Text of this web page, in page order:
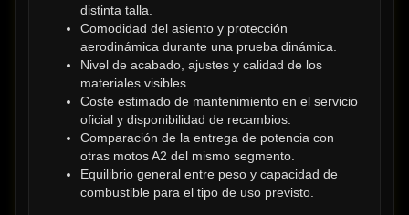
distinta talla.
Comodidad del asiento y protección
aerodinámica durante una prueba dinámica.
Nivel de acabado, ajustes y calidad de los
materiales visibles.
Coste estimado de mantenimiento en el servicio
oficial y disponibilidad de recambios.
Comparación de la entrega de potencia con
otras motos A2 del mismo segmento.
Equilibrio general entre peso y capacidad de
combustible para el tipo de uso previsto.